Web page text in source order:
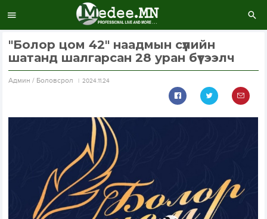
"Болор цом 42" наадмын сүүлийн
шатанд шалгарсан 28 уран бүтээлч
Aдмин / Боловсрол 2024.11.24